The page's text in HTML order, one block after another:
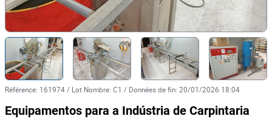
Référence: 161974 / Lot Nombre: C1 / Données de fin: 20/01/2026 18:04
Equipamentos para a Indústria de Carpintaria